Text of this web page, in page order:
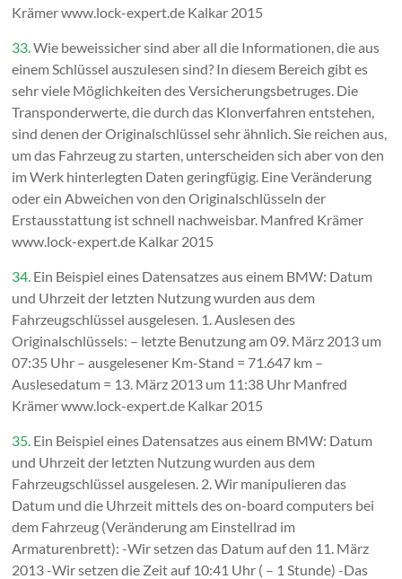
Krämer www.lock-expert.de Kalkar 2015
33.Wie beweissicher sind aber all die Informationen, die aus
einem Schlüssel auszulesen sind? In diesem Bereich gibt es
sehr viele Möglichkeiten des Versicherungsbetruges. Die
Transponderwerte, die durch das Klonverfahren entstehen,
sind denen der Originalschlüssel sehr ähnlich. Sie reichen aus,
um das Fahrzeug zu starten, unterscheiden sich aber von den
im Werk hinterlegten Daten geringfügig. Eine Veränderung
oder ein Abweichen von den Originalschlüsseln der
Erstausstattung ist schnell nachweisbar. Manfred Krämer
www.lock-expert.de Kalkar 2015
34. Ein Beispiel eines Datensatzes aus einem BMW: Datum
und Uhrzeit der letzten Nutzung wurden aus dem
Fahrzeugschlüssel ausgelesen. 1. Auslesen des
Originalschlüssels: – letzte Benutzung am 09. März 2013 um
07:35 Uhr – ausgelesener Km-Stand = 71.647 km –
Auslesedatum = 13. März 2013 um 11:38 Uhr Manfred
Krämer www.lock-expert.de Kalkar 2015
35. Ein Beispiel eines Datensatzes aus einem BMW: Datum
und Uhrzeit der letzten Nutzung wurden aus dem
Fahrzeugschlüssel ausgelesen. 2. Wir manipulieren das
Datum und die Uhrzeit mittels des on-board computers bei
dem Fahrzeug (Veränderung am Einstellrad im
Armaturenbrett): -Wir setzen das Datum auf den 11. März
2013 -Wir setzen die Zeit auf 10:41 Uhr ( – 1 Stunde) -Das